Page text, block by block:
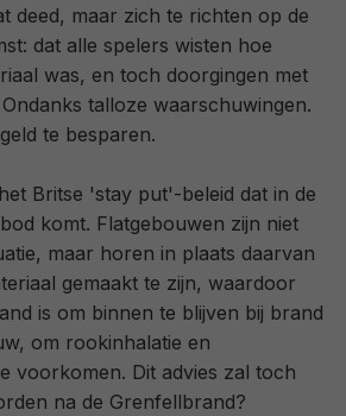
deed, maar zich te richten op de
dat alle spelers wisten hoe
was, en toch doorgingen met
talloze waarschuwingen.
te besparen.
Britse 'stay put'-beleid dat in de
komt. Flatgebouwen zijn niet
maar horen in plaats daarvan
gemaakt te zijn, waardoor
is om binnen te blijven bij brand
om rookinhalatie en
voorkomen. Dit advies zal toch
na de Grenfellbrand?